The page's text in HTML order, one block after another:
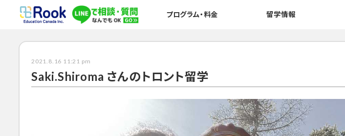
プログラム・料金 留学情報
2021.8.16 11:21 pm
Saki.Shiroma さんのトロント留学